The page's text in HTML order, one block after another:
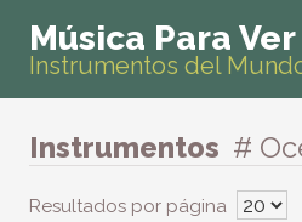
Música Para Ver
Instrumentos del
Instrumentos #
Resultados por página